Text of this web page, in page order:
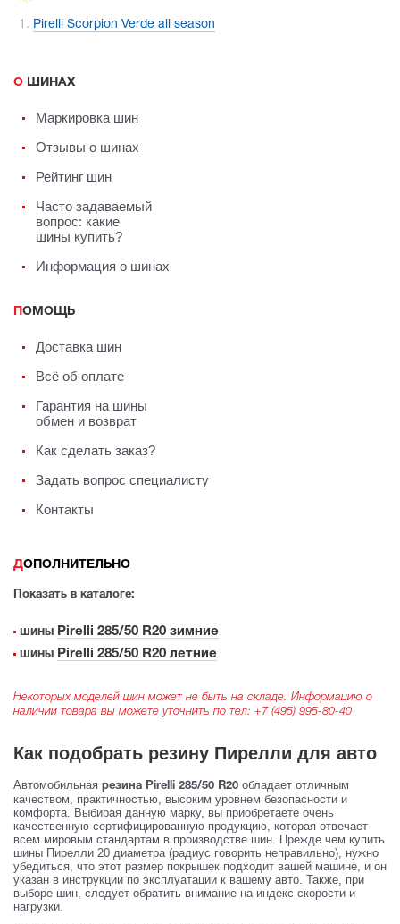
Pirelli Scorpion Verde all season
О ШИНАХ
Маркировка шин
Отзывы о шинах
Рейтинг шин
Часто задаваемый
вопрос: какие
шины купить?
Информация о шинах
ПОМОЩЬ
Доставка шин
Всё об оплате
Гарантия на шины
обмен и возврат
Как сделать заказ?
Задать вопрос специалисту
Контакты
ДОПОЛНИТЕЛЬНО
Показать в каталоге:
шины Pirelli 285/50 R20 зимние
шины Pirelli 285/50 R20 летние
Некоторых моделей шин может не быть на складе. Информацию о
наличии товара вы можете уточнить по тел: +7 (495) 995-80-40
Как подобрать резину Пирелли для авто
Автомобильная резина Pirelli 285/50 R20 обладает отличным
качеством, практичностью, высоким уровнем безопасности и
комфорта. Выбирая данную марку, вы приобретаете очень
качественную сертифицированную продукцию, которая отвечает
всем мировым стандартам в производстве шин. Прежде чем купить
шины Пирелли 20 диаметра (радиус говорить неправильно), нужно
убедиться, что этот размер покрышек подходит вашей машине, и он
указан в инструкции по эксплуатации к вашему авто. Также, при
выборе шин, следует обратить внимание на индекс скорости и
нагрузки.